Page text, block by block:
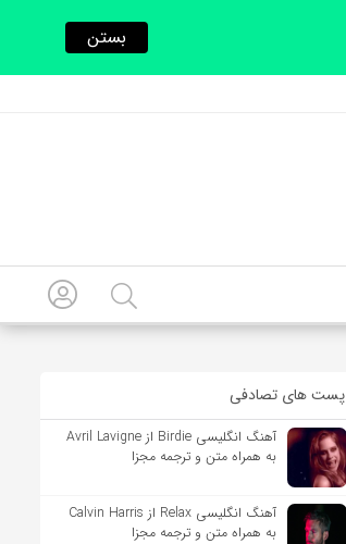
پست های تصادفی
آهنگ انگلیسی Birdie از Avril Lavigne
به همراه متن و ترجمه مجزا
آهنگ انگلیسی Relax از Calvin Harris
به همراه متن و ترجمه مجزا
بستن